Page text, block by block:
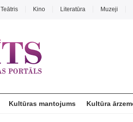
Teātris Kino Literatūra Muzeji
Kultūras mantojums Kultūra